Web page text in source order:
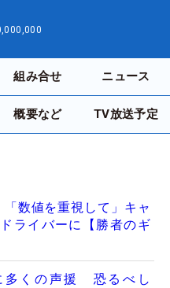
組み合せ ニュース
概要など TV放送予定
数値を重視して」キャ
ライバーに【勝者のギ
多くの声援 恐るべし